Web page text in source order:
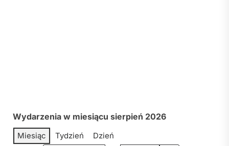
Wydarzenia w miesiącu sierpień 2026
Miesiąc Tydzień Dzień